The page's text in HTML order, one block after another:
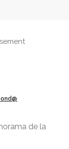
de la